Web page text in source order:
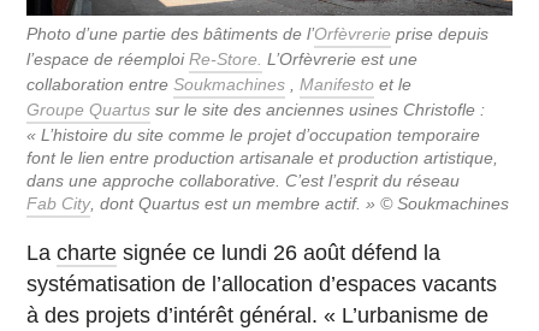
Photo d’une partie des bâtiments de l’Orfèvrerie prise depuis
l’espace de réemploiRe-Store. L’Orfèvrerie est une
collaboration entreSoukmachines ,Manifesto et le
Groupe Quartus sur le site des anciennes usines Christofle :
« L’histoire du site comme le projet d’occupation temporaire
font le lien entre production artisanale et production artistique,
dans une approche collaborative. C’est l’esprit du réseau
Fab City, dont Quartus est un membre actif. » © Soukmachines
Lacharte signée ce lundi 26 août défend la
systématisation de l’allocation d’espaces vacants
à des projets d’intérêt général. « L’urbanisme de